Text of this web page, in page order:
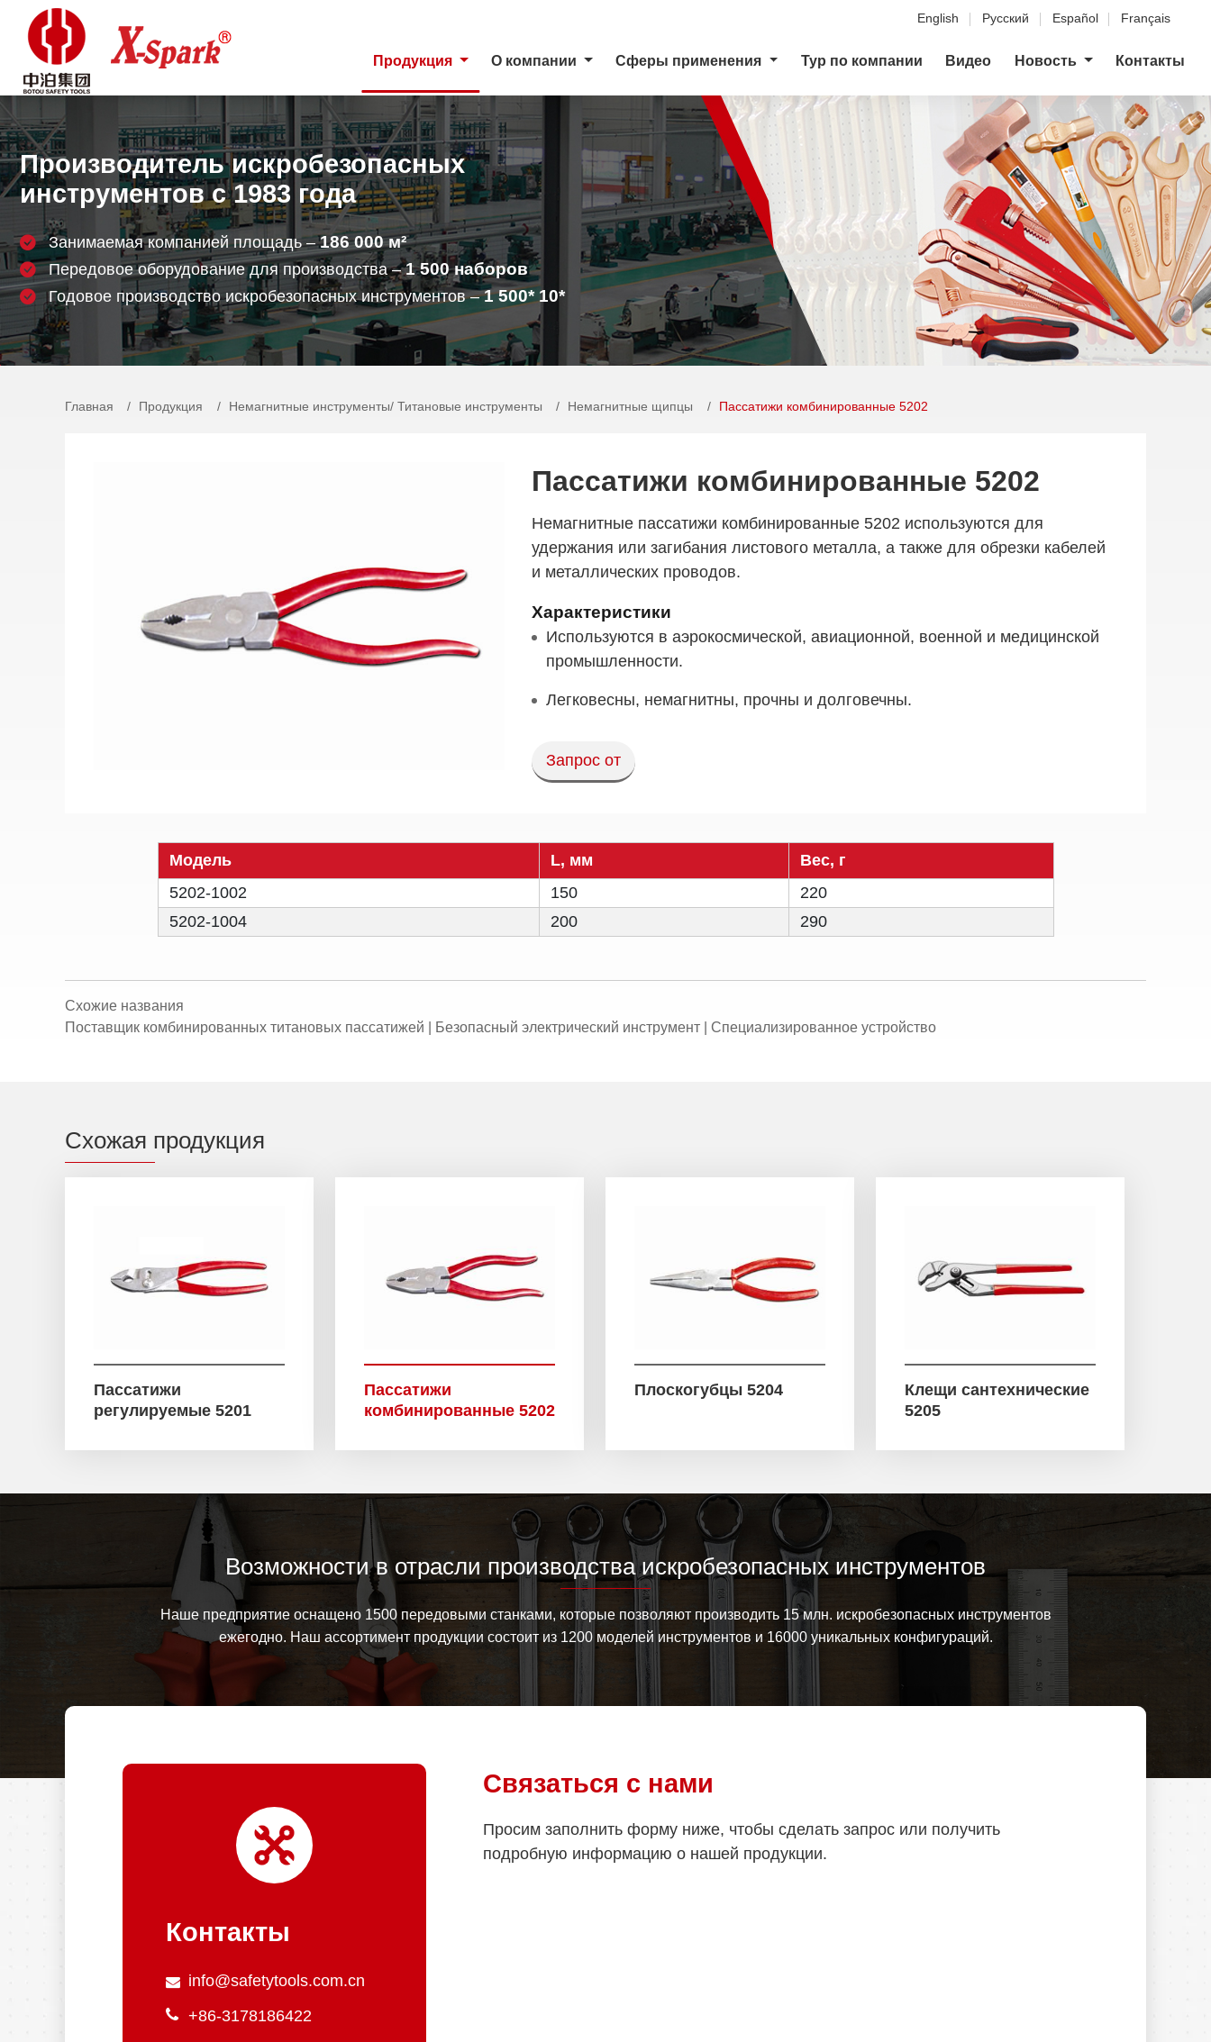
English Русский Español Français
Продукция О компании Сферы применения Тур по компании Видео Новость Контакты
Производитель искробезопасных
инструментов с 1983 года
Занимаемая компанией площадь –186 000м²
Передовое оборудование для производства –1 500наборов
Годовое производство искробезопасных инструментов –1 500* 10*
Главная Продукция Немагнитные инструменты/ Титановые инструменты Немагнитные щипцы Пассатижи комбинированные 5202
Пассатижи комбинированные 5202
Немагнитные пассатижи комбинированные 5202 используются для
удержания или загибания листового металла, а также для обрезки кабелей
и металлических проводов.
Характеристики
Используются в аэрокосмической, авиационной, военной и медицинской
промышленности.
Легковесны, немагнитны, прочны и долговечны.
Запрос от
Модель L, мм
Вес, г
5202-1002
150
220
5202-1004
200 290
Схожие названия
Поставщик комбинированных титановых пассатижей | Безопасный электрический инструмент | Специализированное устройство
Схожая продукция
Пассатижи
регулируемые 5201
Пассатижи
комбинированные 5202
Плоскогубцы 5204
Клещи сантехнические
5205
Возможности в отрасли производства искробезопасных инструментов
Наше предприятие оснащено 1500 передовыми станками, которые позволяют производить 15 млн. искробезопасных инструментов
ежегодно. Наш ассортимент продукции состоит из 1200 моделей инструментов и 16000 уникальных конфигураций.
Контакты
info@safetytools.com.cn
+86-3178186422
Связаться с нами
Просим заполнить форму ниже, чтобы сделать запрос или получить
подробную информацию о нашей продукции.